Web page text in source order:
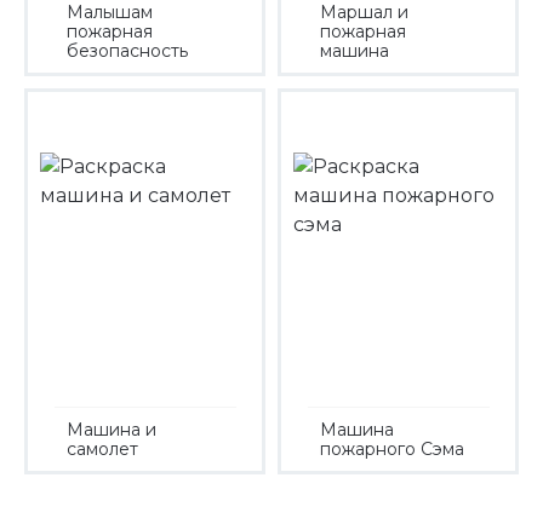
Малышам
пожарная
безопасность
Маршал и
пожарная
машина
Машина и
самолет
Машина
пожарного Сэма